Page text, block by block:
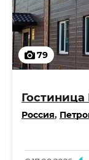
79
Россия,